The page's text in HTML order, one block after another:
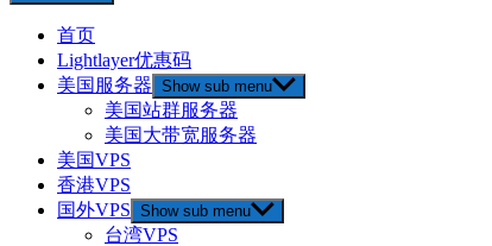
首页
Lightlayer优惠码
美国服务器 Show sub menu
美国站群服务器
美国大带宽服务器
美国VPS
香港VPS
国外VPS Show sub menu
台湾VPS